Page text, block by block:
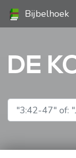
Bijbelhoek
DE